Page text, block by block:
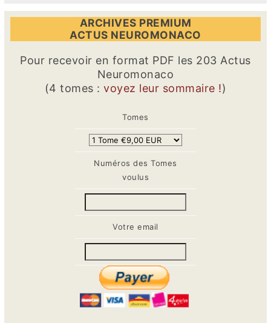
ARCHIVES PREMIUM
ACTUS NEUROMONACO
Pour recevoir en format PDF les 203 Actus
Neuromonaco
(4 tomes :voyez leur sommaire !)
Tomes
Numéros des Tomes
voulus
Votre email